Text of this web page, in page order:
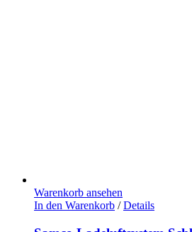
Warenkorb ansehen
In den Warenkorb / Details